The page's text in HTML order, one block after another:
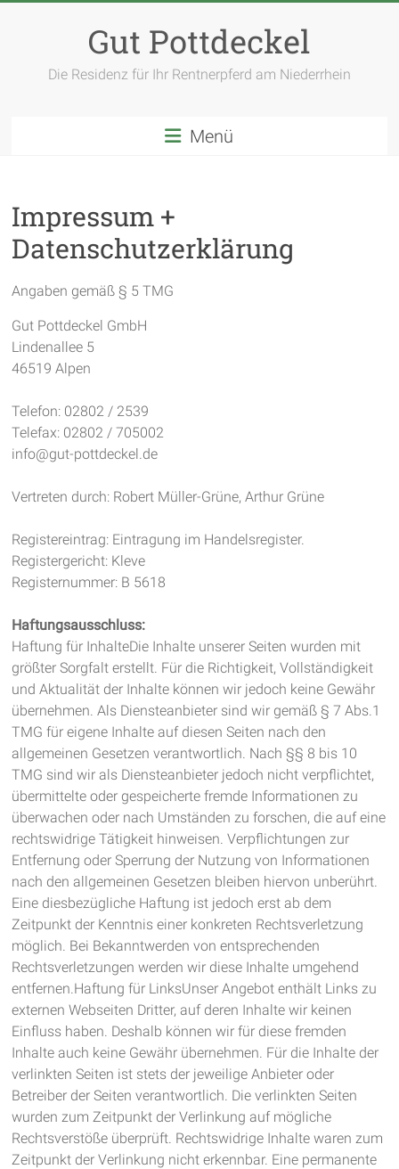
Gut Pottdeckel
Die Residenz für Ihr Rentnerpferd am Niederrhein
Menü
Impressum +
Datenschutzerklärung
Angaben gemäß § 5 TMG
Gut Pottdeckel GmbH
Lindenallee 5
46519 Alpen
Telefon: 02802 / 2539
Telefax: 02802 / 705002
info@gut-pottdeckel.de
Vertreten durch: Robert Müller-Grüne, Arthur Grüne
Registereintrag: Eintragung im Handelsregister.
Registergericht: Kleve
Registernummer: B 5618
Haftungsausschluss:
Haftung für InhalteDie Inhalte unserer Seiten wurden mit
größter Sorgfalt erstellt. Für die Richtigkeit, Vollständigkeit
und Aktualität der Inhalte können wir jedoch keine Gewähr
übernehmen. Als Diensteanbieter sind wir gemäß § 7 Abs.1
TMG für eigene Inhalte auf diesen Seiten nach den
allgemeinen Gesetzen verantwortlich. Nach §§ 8 bis 10
TMG sind wir als Diensteanbieter jedoch nicht verpflichtet,
übermittelte oder gespeicherte fremde Informationen zu
überwachen oder nach Umständen zu forschen, die auf eine
rechtswidrige Tätigkeit hinweisen. Verpflichtungen zur
Entfernung oder Sperrung der Nutzung von Informationen
nach den allgemeinen Gesetzen bleiben hiervon unberührt.
Eine diesbezügliche Haftung ist jedoch erst ab dem
Zeitpunkt der Kenntnis einer konkreten Rechtsverletzung
möglich. Bei Bekanntwerden von entsprechenden
Rechtsverletzungen werden wir diese Inhalte umgehend
entfernen.Haftung für LinksUnser Angebot enthält Links zu
externen Webseiten Dritter, auf deren Inhalte wir keinen
Einfluss haben. Deshalb können wir für diese fremden
Inhalte auch keine Gewähr übernehmen. Für die Inhalte der
verlinkten Seiten ist stets der jeweilige Anbieter oder
Betreiber der Seiten verantwortlich. Die verlinkten Seiten
wurden zum Zeitpunkt der Verlinkung auf mögliche
Rechtsverstöße überprüft. Rechtswidrige Inhalte waren zum
Zeitpunkt der Verlinkung nicht erkennbar. Eine permanente